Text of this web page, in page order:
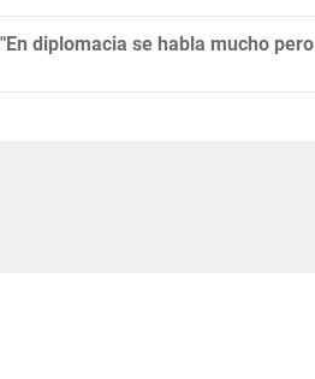
diplomacia se habla mucho pero